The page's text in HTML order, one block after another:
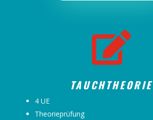

TAUCHTHEORIE
4 UE
Theorieprüfung